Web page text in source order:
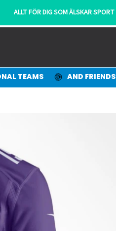
ALLT FÖR DIG SOM ÄLSKAR SPORT
TEAMS AND FRIENDS